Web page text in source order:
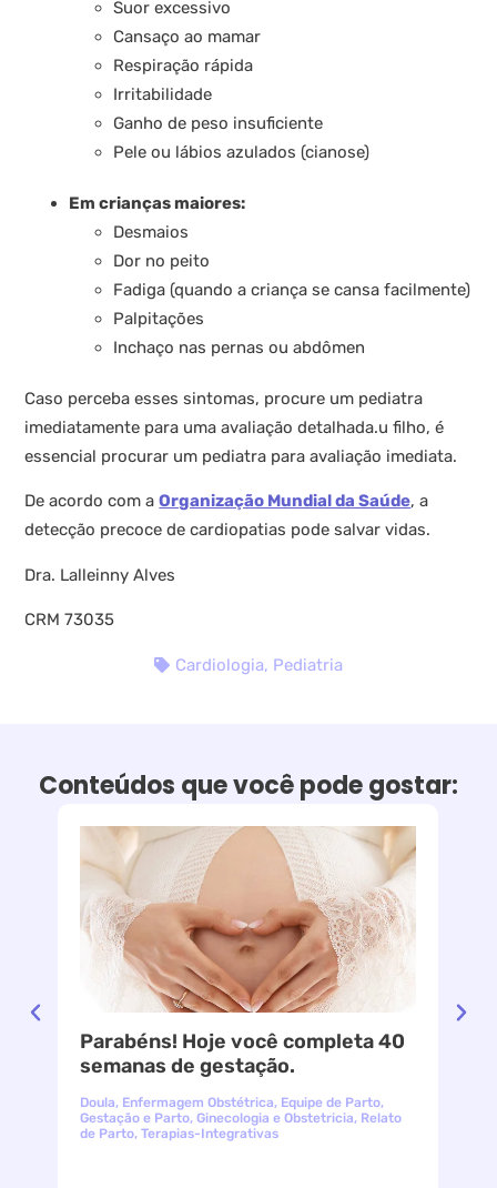
Suor excessivo
Cansaço ao mamar
Respiração rápida
Irritabilidade
Ganho de peso insuficiente
Pele ou lábios azulados (cianose)
Em crianças maiores:
Desmaios
Dor no peito
Fadiga (quando a criança se cansa facilmente)
Palpitações
Inchaço nas pernas ou abdômen
Caso perceba esses sintomas, procure um pediatra
imediatamente para uma avaliação detalhada.u filho, é
essencial procurar um pediatra para avaliação imediata.
De acordo com aOrganização Mundial da Saúde, a
detecção precoce de cardiopatias pode salvar vidas.
Dra. Lalleinny Alves
CRM 73035
Cardiologia, Pediatria
Conteúdos que você pode gostar:
Parabéns! Hoje você completa 40
semanas de gestação.
Doula, Enfermagem Obstétrica, Equipe de Parto,
Gestação e Parto,Ginecologia e Obstetricia, Relato
de Parto,Terapias-Integrativas